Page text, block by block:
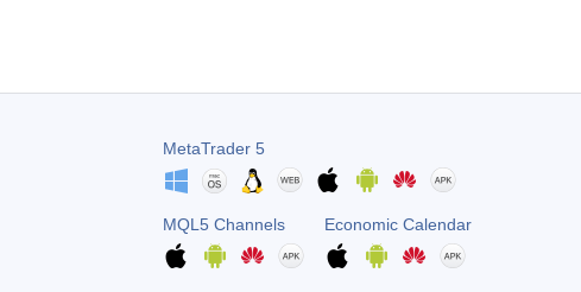
MetaTrader 5
MQL5 Channels Economic Calendar